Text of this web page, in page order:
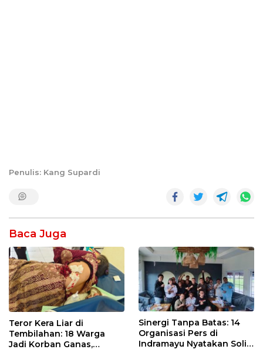
Penulis: Kang Supardi
Baca Juga
Teror Kera Liar di
Tembilahan: 18 Warga
Jadi Korban Ganas,
Sinergi Tanpa Batas: 14
Organisasi Pers di
Indramayu Nyatakan Solid